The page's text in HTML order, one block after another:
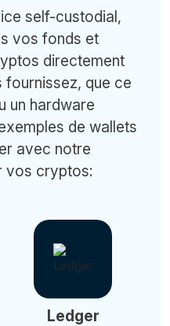
self-custodial,
vos fonds et
directement
que ce
un hardware
de wallets
avec notre
vos cryptos:
Ledger